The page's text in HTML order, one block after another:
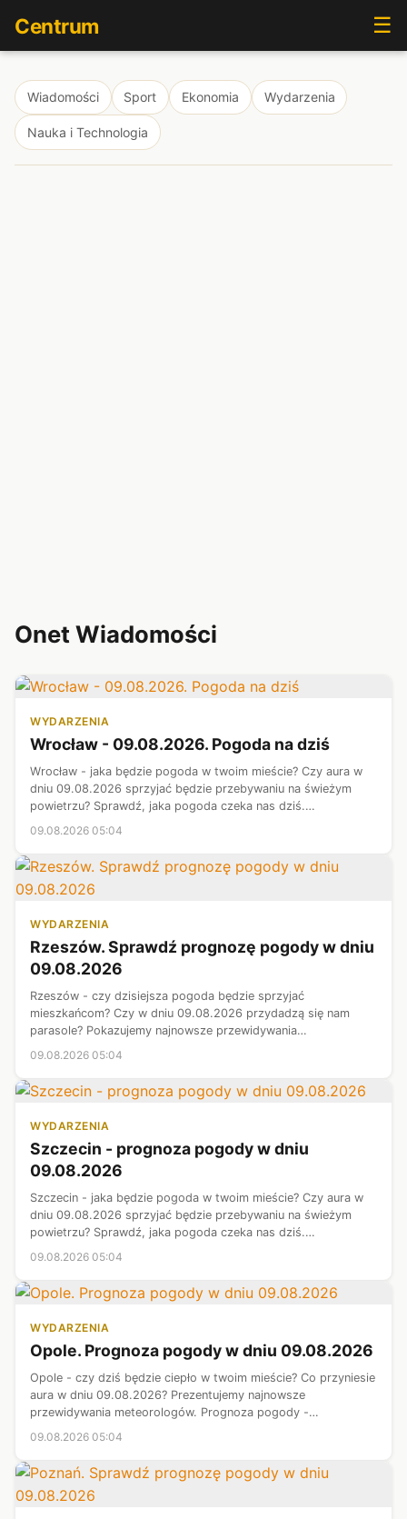
Centrum ☰
Wiadomości Sport Ekonomia Wydarzenia
Nauka i Technologia
Onet Wiadomości
WYDARZENIA
Wrocław - 09.08.2026. Pogoda na dziś
Wrocław - jaka będzie pogoda w twoim mieście? Czy aura w
dniu 09.08.2026 sprzyjać będzie przebywaniu na świeżym
powietrzu? Sprawdź, jaka pogoda czeka nas dziś.
09.08.2026 05:04
WYDARZENIA
Rzeszów. Sprawdź prognozę pogody w dniu
09.08.2026
Rzeszów - czy dzisiejsza pogoda będzie sprzyjać
mieszkańcom? Czy w dniu 09.08.2026 przydadzą się nam
parasole? Pokazujemy najnowsze przewidywania
09.08.2026 05:04
WYDARZENIA
Szczecin - prognoza pogody w dniu
09.08.2026
Szczecin - jaka będzie pogoda w twoim mieście? Czy aura w
dniu 09.08.2026 sprzyjać będzie przebywaniu na świeżym
powietrzu? Sprawdź, jaka pogoda czeka nas dziś.
09.08.2026 05:04
WYDARZENIA
Opole. Prognoza pogody w dniu 09.08.2026
Opole - czy dziś będzie ciepło w twoim mieście? Co przyniesie
aura w dniu 09.08.2026? Prezentujemy najnowsze
przewidywania meteorologów. Prognoza pogody -
09.08.2026 05:04